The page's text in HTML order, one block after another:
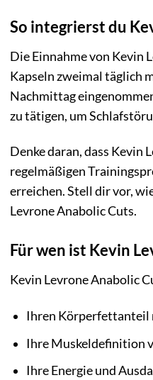
So integrierst du
Die Einnahme von Kevin
Kapseln zweimal täglich
Nachmittag
zu tätigen, um
Denke daran, dass Kevin
regelmäßigen
erreichen. Stell dir vor,
Levrone Anabolic Cuts.
Für wen ist Kevin
Kevin Levrone Anabolic
Ihren Körperfettanteil
Ihre Muskeldefinition
Ihre Energie und